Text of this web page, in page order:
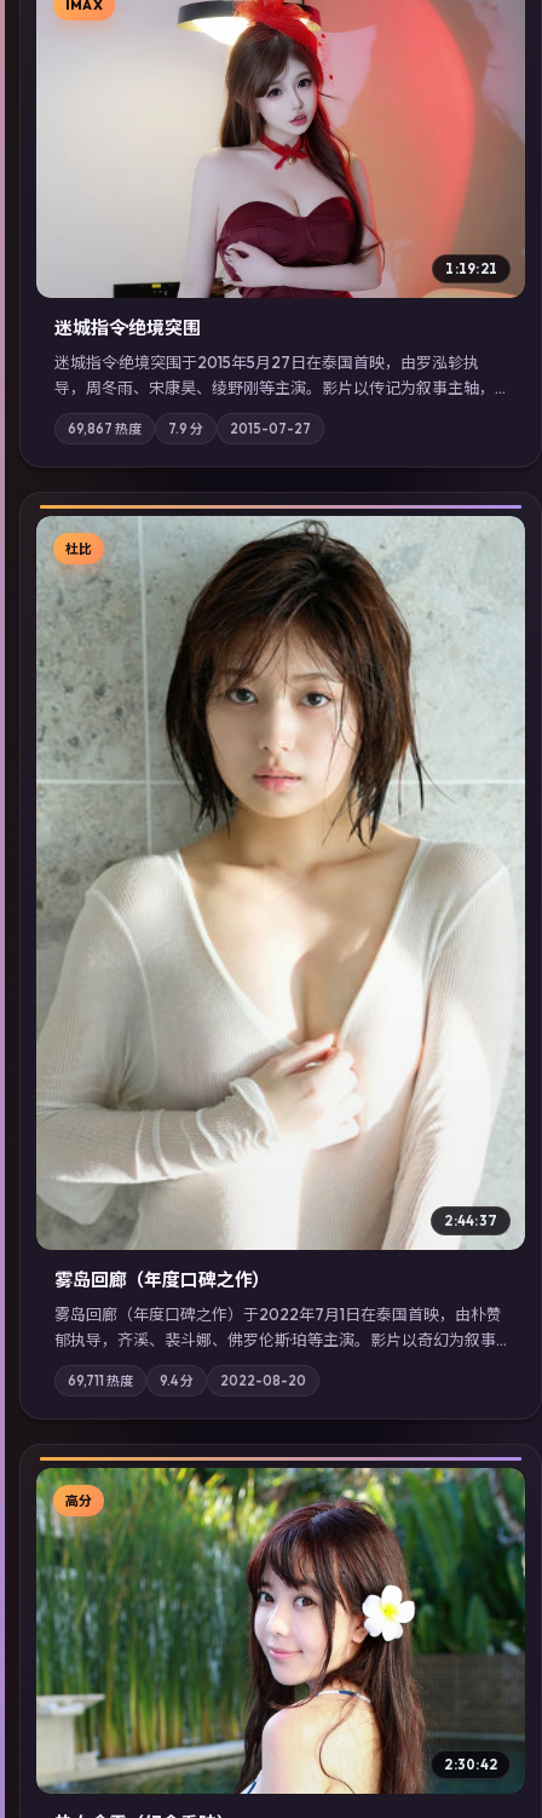
▶
IMAX
1:19:21
迷城指令·绝境突围
迷城指令·绝境突围于2015年5月27日在泰国首映，由罗泓轸执
导，周冬雨、宋康昊、绫野刚等主演。影片以传记为叙事主轴，
记忆碎片重组后，主角发现自己从未活过“真实”的一天；摄影与
配乐强化地域气质；站内亦可通过「国产免费观看高清电视剧在
线看」延展检索同类型高分佳作，畅享高清在线追剧体验。
69,867 热度 7.9 分 2015-07-27
▶
杜比
2:44:37
雾岛回廊（年度口碑之作）
雾岛回廊（年度口碑之作）于2022年7月1日在泰国首映，由朴赞
郁执导，齐溪、裴斗娜、佛罗伦斯·珀等主演。影片以奇幻为叙事
主轴，边境小镇的平静被一封匿名信彻底打破；摄影与配乐强化
地域气质；站内亦可通过「国产免费观看高清电视剧在线看」延
展检索同类型高分佳作，畅享高清在线追剧体验。
69,711 热度 9.4分 2022-08-20
▶
高分
2:30:42